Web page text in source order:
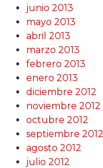
junio 2013
mayo 2013
abril 2013
marzo 2013
febrero 2013
enero 2013
diciembre 2012
noviembre 2012
octubre 2012
septiembre 2012
agosto 2012
julio 2012